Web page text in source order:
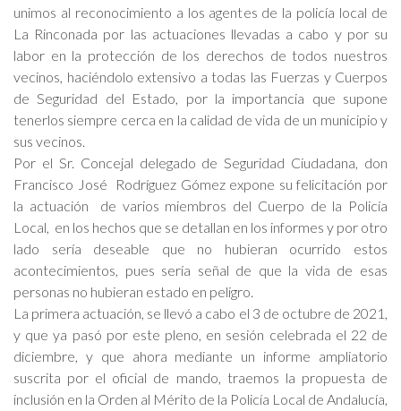
unimos al reconocimiento a los agentes de la policía local de
La Rinconada por las actuaciones llevadas a cabo y por su
labor en la protección de los derechos de todos nuestros
vecinos, haciéndolo extensivo a todas las Fuerzas y Cuerpos
de Seguridad del Estado, por la importancia que supone
tenerlos siempre cerca en la calidad de vida de un municipio y
sus vecinos.
Por el Sr. Concejal delegado de Seguridad Ciudadana, don
Francisco José Rodríguez Gómez expone su felicitación por
la actuación de varios miembros del Cuerpo de la Policía
Local, en los hechos que se detallan en los informes y por otro
lado sería deseable que no hubieran ocurrido estos
acontecimientos, pues sería señal de que la vida de esas
personas no hubieran estado en peligro.
La primera actuación, se llevó a cabo el 3 de octubre de 2021,
y que ya pasó por este pleno, en sesión celebrada el 22 de
diciembre, y que ahora mediante un informe ampliatorio
suscrita por el oficial de mando, traemos la propuesta de
inclusión en la Orden al Mérito de la Policía Local de Andalucía,